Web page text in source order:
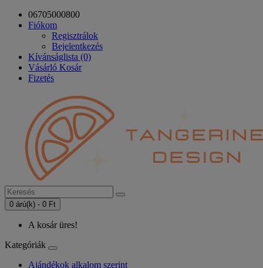
06705000800
Fiókom
Regisztrálok
Bejelentkezés
Kívánságlista (0)
Vásárló Kosár
Fizetés
0 árú(k) - 0 Ft
A kosár üres!
Kategóriák
Ajándékok alkalom szerint